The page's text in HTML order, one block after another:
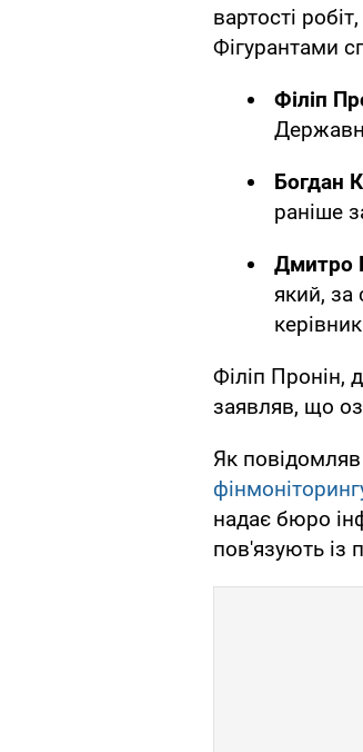
вартості
Фігурантами
Філіп
Богдан
раніше
Дмитро
який, за
Філіп Пронін,
заявляв, що
Як повідомляв
надає бюро
пов'язують із